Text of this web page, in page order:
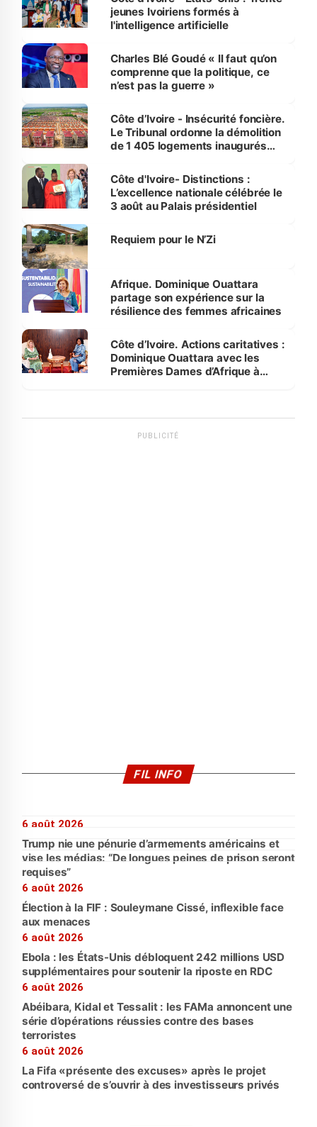
jeunes Ivoiriens formés à
l'intelligence artificielle
Charles Blé Goudé « Il faut qu’on
comprenne que la politique, ce
n’est pas la guerre »
Côte d’Ivoire - Insécurité foncière.
Le Tribunal ordonne la démolition
de 1 405 logements inaugurés
Bassam
Côte d'Ivoire- Distinctions :
L’excellence nationale célébrée le
3 août au Palais présidentiel
Requiem pour le N’Zi
Afrique. Dominique Ouattara
partage son expérience sur la
résilience des femmes africaines
Côte d’Ivoire. Actions caritatives :
Dominique Ouattara avec les
Premières Dames d’Afrique à
PUBLICITÉ
FIL INFO
6 août 2026
Trump nie une pénurie d’armements américains et
vise les médias: “De longues peines de prison seront
requises”
6 août 2026
Élection à la FIF : Souleymane Cissé, inflexible face
aux menaces
6 août 2026
Ebola : les États-Unis débloquent 242 millions USD
supplémentaires pour soutenir la riposte en RDC
6 août 2026
Abéibara, Kidal et Tessalit : les FAMa annoncent une
série d’opérations réussies contre des bases
terroristes
6 août 2026
La Fifa «présente des excuses» après le projet
controversé de s’ouvrir à des investisseurs privés